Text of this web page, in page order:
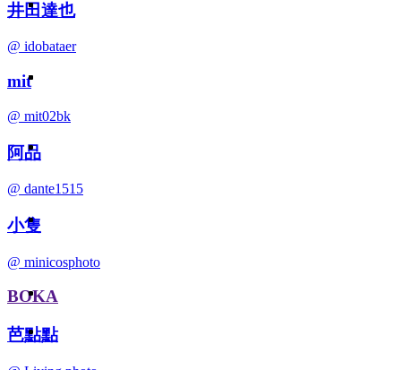
井田達也
@ idobataer
mit
@ mit02bk
阿品
@ dante1515
小隻
@ minicosphoto
BOKA
芭點點